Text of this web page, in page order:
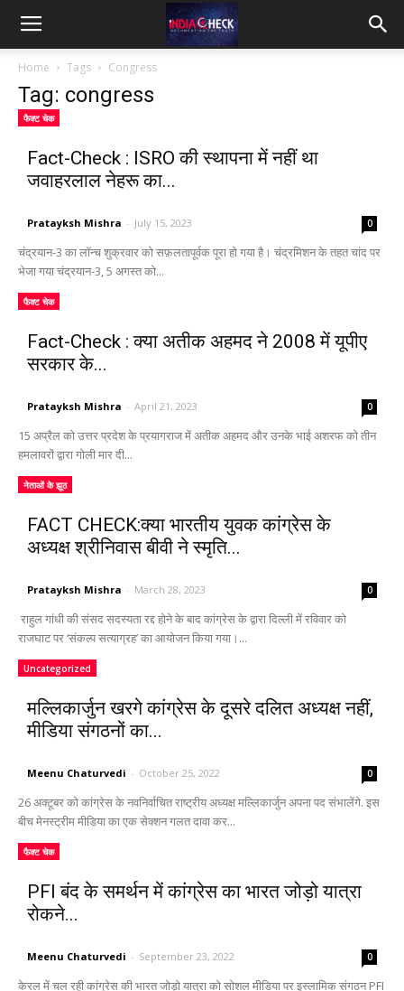
IndiaCheck
Home Tags Congress
Tag: congress
फैक्ट चेक
Fact-Check : ISRO की स्थापना में नहीं था
जवाहरलाल नेहरू का...
Pratayksh Mishra - July 15, 2023 0
चंद्रयान-3 का लॉन्च शुक्रवार को सफ़लतापूर्वक पूरा हो गया है। चंद्रमिशन के तहत चांद पर
भेजा गया चंद्रयान-3, 5 अगस्त को...
फैक्ट चेक
Fact-Check : क्या अतीक अहमद ने 2008 में यूपीए
सरकार के...
Pratayksh Mishra - April 21, 2023 0
15 अप्रैल को उत्तर प्रदेश के प्रयागराज में अतीक अहमद और उनके भाई अशरफ को तीन
हमलावरों द्वारा गोली मार दी...
नेताओं के झूठ
FACT CHECK:क्या भारतीय युवक कांग्रेस के
अध्यक्ष श्रीनिवास बीवी ने स्मृति...
Pratayksh Mishra - March 28, 2023 0
राहुल गांधी की संसद सदस्यता रद्द होने के बाद कांग्रेस के द्वारा दिल्ली में रविवार को
राजघाट पर ‘संकल्प सत्याग्रह’ का आयोजन किया गया।...
Uncategorized
मल्लिकार्जुन खरगे कांग्रेस के दूसरे दलित अध्यक्ष नहीं,
मीडिया संगठनों का...
Meenu Chaturvedi - October 25, 2022 0
26 अक्टूबर को कांग्रेस के नवनिर्वाचित राष्ट्रीय अध्यक्ष मल्लिकार्जुन अपना पद संभालेंगे. इस
बीच मेनस्ट्रीम मीडिया का एक सेक्शन गलत दावा कर...
फैक्ट चेक
PFI बंद के समर्थन में कांग्रेस का भारत जोड़ो यात्रा
रोकने...
Meenu Chaturvedi - September 23, 2022 0
केरल में चल रही कांग्रेस की भारत जोड़ो यात्रा को सोशल मीडिया पर इस्लामिक संगठन PFI